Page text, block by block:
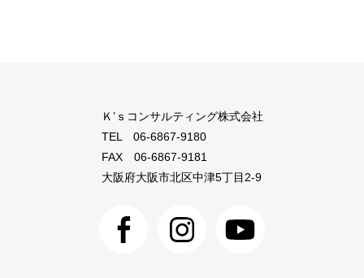
Ｋ’ｓコンサルティング株式会社
TEL 06-6867-9180
FAX 06-6867-9181
大阪府大阪市北区中津5丁目2-9